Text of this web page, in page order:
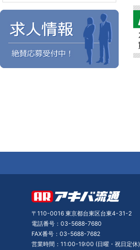
〒110-0016 東京都台東区台東4-31-2
電話番号：03-5688-7680
FAX番号：03-5688-7682
営業時間：11:00-19:00 (日曜・祝日定休)